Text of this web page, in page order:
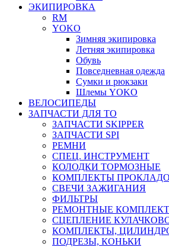
ЭКИПИРОВКА
RM
YOKO
Зимняя экипировка
Летняя экипировка
Обувь
Повседневная одежда
Сумки и рюкзаки
Шлемы YOKO
ВЕЛОСИПЕДЫ
ЗАПЧАСТИ ДЛЯ ТО
ЗАПЧАСТИ SKIPPER
ЗАПЧАСТИ SPI
РЕМНИ
СПЕЦ. ИНСТРУМЕНТ
КОЛОДКИ ТОРМОЗНЫЕ
КОМПЛЕКТЫ
СВЕЧИ ЗАЖИГАНИЯ
ФИЛЬТРЫ
РЕМОНТНЫЕ
СЦЕПЛЕНИЕ
КОМПЛЕКТЫ,
ПОДРЕЗЫ, КОНЬКИ